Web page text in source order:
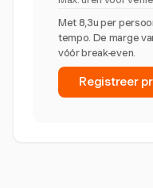
Met 8,3u per
tempo. De marge
vóór break-even.
Registreer